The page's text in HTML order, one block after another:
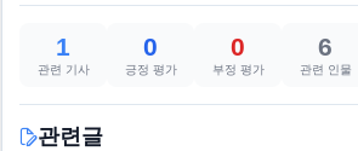
1
관련 기사
0
긍정 평가
0
부정 평가
6
관련 인물
관련글